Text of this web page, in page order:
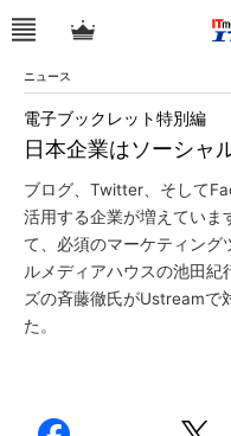
ニュース
日本企業はソーシャ
電子ブックレット特別編
ブログ、Twitter、そして
活用する企業が増えていま
て、必須のマーケティング
ルメディアハウスの池田
ズの斉藤徹氏がUstreamで
た。